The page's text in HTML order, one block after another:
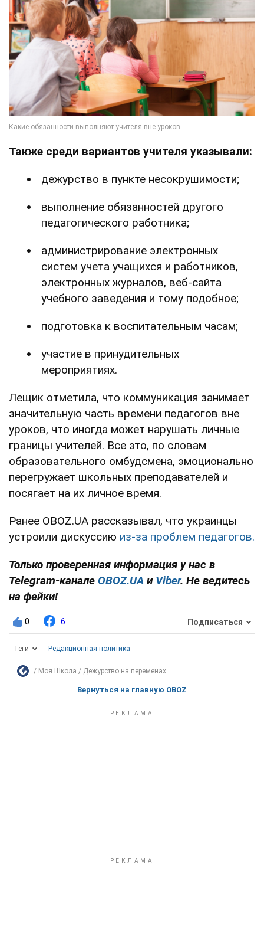
Также среди вариантов учителя указывали:
дежурство в пункте несокрушимости;
выполнение обязанностей другого
педагогического работника;
администрирование электронных
систем учета учащихся и работников,
электронных журналов, веб-сайта
учебного заведения и тому подобное;
подготовка к воспитательным часам;
участие в принудительных
мероприятиях.
Лещик отметила, что коммуникация занимает
значительную часть времени педагогов вне
уроков, что иногда может нарушать личные
границы учителей. Все это, по словам
образовательного омбудсмена, эмоционально
перегружает школьных преподавателей и
посягает на их личное время.
Ранее OBOZ.UA рассказывал, что украинцы
устроили дискуссию из-за проблем педагогов.
Только проверенная информация у нас в
Telegram-канале OBOZ.UA и Viber. Не ведитесь
на фейки!
0 6 Подписаться
Теги Редакционная политика
Моя Школа Дежурство на переменах ...
Вернуться на главную OBOZ